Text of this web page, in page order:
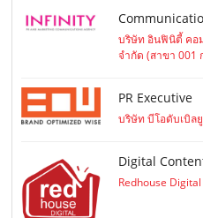
บริษัท อินฟินิตี้ คอ
จำกัด (สาขา 001
PR Executive
บริษัท บีโอดับเบิล
Digital
Redhouse Digital